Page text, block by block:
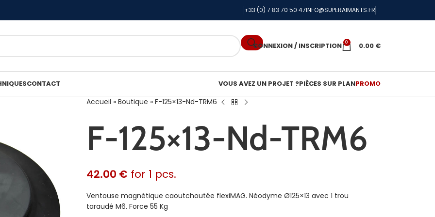
+33 (0) 7 83 70 50 47INFO@SUPERAIMANTS.FR
CONNEXION / INSCRIPTION 0 0.00 €
CONTACT VOUS AVEZ UN PROJET ?PIÈCES SUR PLANPROMO
Accueil » Boutique » F-125×13-Nd-TRM6
F-125×13-Nd-TRM6
42.00 € for 1 pcs.
Ventouse magnétique caoutchoutée flexiMAG. Néodyme Ø125×13 avec 1 trou
taraudé M6. Force 55 Kg